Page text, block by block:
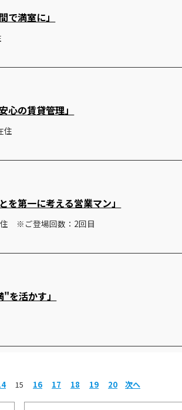
で満室に」
心の賃貸管理」
住
を第一に考える営業マン」
※ご登場回数：2回目
を活かす」
15 16 17 18 19 20 次へ